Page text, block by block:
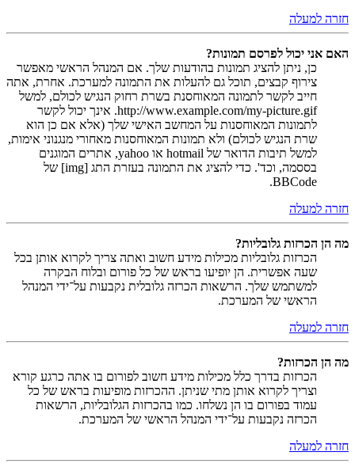
חזרה למעלה
האם אני יכול לפרסם תמונות?
כן, ניתן להציג תמונות בהודעות שלך. אם המנהל הראשי מאפשר
צירוף קבצים, תוכל גם להעלות את התמונה למערכת. אחרת, אתה
חייב לקשר לתמונה המאוחסנת בשרת רחוק הנגיש לכולם, למשל
http://www.example.com/my-picture.gif. אינך יכול לקשר
לתמונות המאוחסנות על המחשב האישי שלך (אלא אם כן הוא
שרת הנגיש לכולם) ולא תמונות המאוחסנות מאחורי מנגנוני אימות,
למשל תיבות הדואר של hotmail או yahoo, אתרים המוגנים
בססמה, וכד'. כדי להציג את התמונה בעזרת התג [img] של
BBCode.
חזרה למעלה
מה הן הכרזות גלובליות?
הכרזות גלובליות מכילות מידע חשוב ואתה צריך לקרוא אותן בכל
שעה אפשרית. הן יופיעו בראש של כל פורום ובלוח הבקרה
למשתמש שלך. הרשאות הכרזה גלובלית נקבעות על־ידי המנהל
הראשי של המערכת.
חזרה למעלה
מה הן הכרזות?
הכרזות בדרך כלל מכילות מידע חשוב לפורום בו אתה כרגע קורא
וצריך לקרוא אותן מתי שניתן. ההכרזות מופיעות בראש של כל
עמוד בפורום בו הן נשלחו. כמו בהכרזות הגלובליות, הרשאות
הכרזה נקבעות על־ידי המנהל הראשי של המערכת.
חזרה למעלה